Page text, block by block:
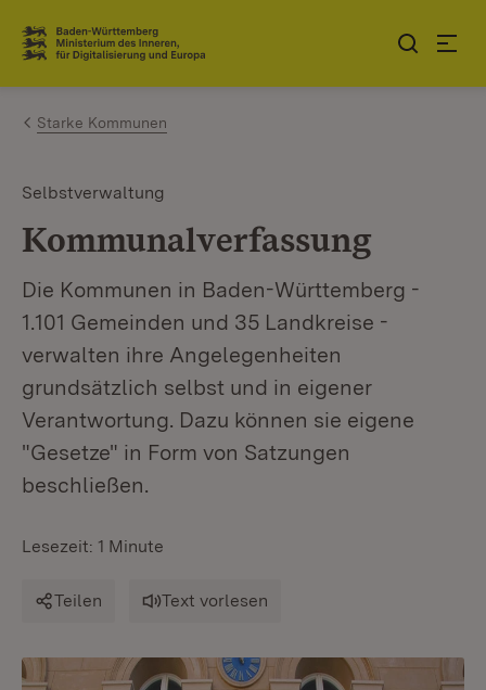
Zum Inhalt springen
Link zur Startseite
Starke Kommunen
Selbstverwaltung
Kommunalverfassung
Die Kommunen in Baden-Württemberg -
1.101 Gemeinden und 35 Landkreise -
verwalten ihre Angelegenheiten
grundsätzlich selbst und in eigener
Verantwortung. Dazu können sie eigene
"Gesetze" in Form von Satzungen
beschließen.
Lesezeit: 1 Minute
Teilen Text vorlesen